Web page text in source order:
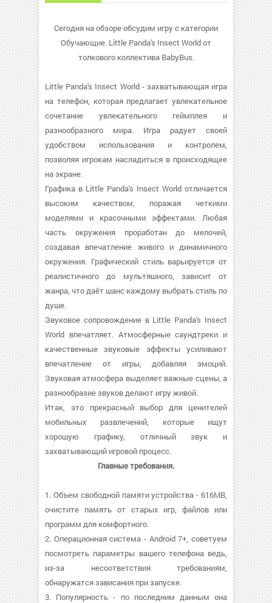
Сегодня на обзоре обсудим игру с категории
Обучающие. Little Panda's Insect World от
толкового коллектива BabyBus.
Little Panda's Insect World - захватывающая игра
на телефон, которая предлагает увлекательное
сочетание увлекательного геймплея и
разнообразного мира. Игра радует своей
удобством использования и контролем,
позволяя игрокам насладиться в происходящее
на экране.
Графика в Little Panda's Insect World отличается
высоким качеством, поражая четкими
моделями и красочными эффектами. Любая
часть окружения проработан до мелочей,
создавая впечатление живого и динамичного
окружения. Графический стиль варьируется от
реалистичного до мультяшного, зависит от
жанра, что даёт шанс каждому выбрать стиль по
душе.
Звуковое сопровождение в Little Panda's Insect
World впечатляет. Атмосферные саундтреки и
качественные звуковые эффекты усиливают
впечатление от игры, добавляя эмоций.
Звуковая атмосфера выделяет важные сцены, а
разнообразие звуков делают игру живой.
Итак, это прекрасный выбор для ценителей
мобильных развлечений, которые ищут
хорошую графику, отличный звук и
захватывающий игровой процесс.
Главные требования.
1. Объем свободной памяти устройства - 616MB,
очистите память от старых игр, файлов или
программ для комфортного.
2. Операционная система - Android 7+, советуем
посмотреть параметры вашего телефона ведь,
из-за несоответствия требованиям,
обнаружатся зависания при запуске.
3. Популярность - по последним данным она